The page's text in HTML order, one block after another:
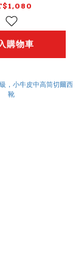
購物車